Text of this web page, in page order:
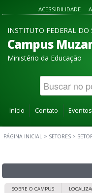
ACESSIBILIDADE
INSTITUTO FEDERAL DO
Campus
Ministério da Educação
Início Contato Eventos
PÁGINA INICIAL > SETORES >
SOBRE O CAMPUS